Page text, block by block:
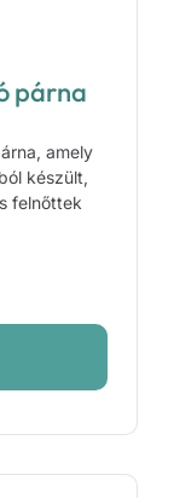
párna
amely
készült,
felnőttek